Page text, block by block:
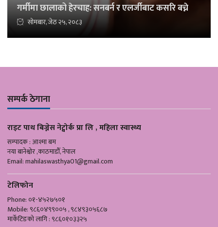
गर्मीमा छालाको हेरचाह: सनबर्न र एलर्जीबाट कसरि बच्ने
सोमबार, जेठ २५, २०८३
सम्पर्क ठेगाना
राइट पाथ बिज्नेस नेट्वोर्क प्रा लि , महिला स्वास्थ्य
सम्पादक : आश्मा बम
नया बानेश्वोर ,काठमाडौँ, नेपाल
Email:mahilaswasthya01@gmail.com
टेलिफोन
Phone: ०१-४५२७५०१
Mobile: ९८६०४९९००५ , ९८४९३०५६८७
मार्केटिङको लागि : ९८६०१०३३२५